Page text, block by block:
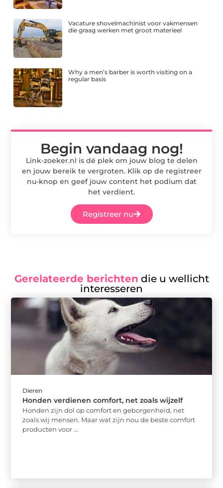
Vacature shovelmachinist voor vakmensen
die graag werken met groot materieel
Why a men’s barber is worth visiting on a
regular basis
Begin vandaag nog!
Link-zoeker.nl is dé plek om jouw blog te delen
en jouw bereik te vergroten. Klik op de registreer
nu-knop en geef jouw content het podium dat
het verdient.
Registreer nu
Gerelateerde berichten die u wellicht
interesseren
Dieren
Honden verdienen comfort, net zoals wijzelf
Honden zijn dol op comfort en geborgenheid, net
zoals wij mensen. Maar wat zijn nou de beste comfort
producten voor ...